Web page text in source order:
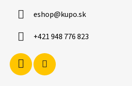
eshop@kupo.sk
+421 948 776 823